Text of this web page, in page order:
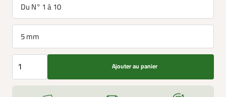
Du N° 1 à 10
5 mm
Ajouter au panier